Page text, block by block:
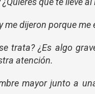
me dijeron porque
trata? ¿Es algo
atención.
mayor junto a